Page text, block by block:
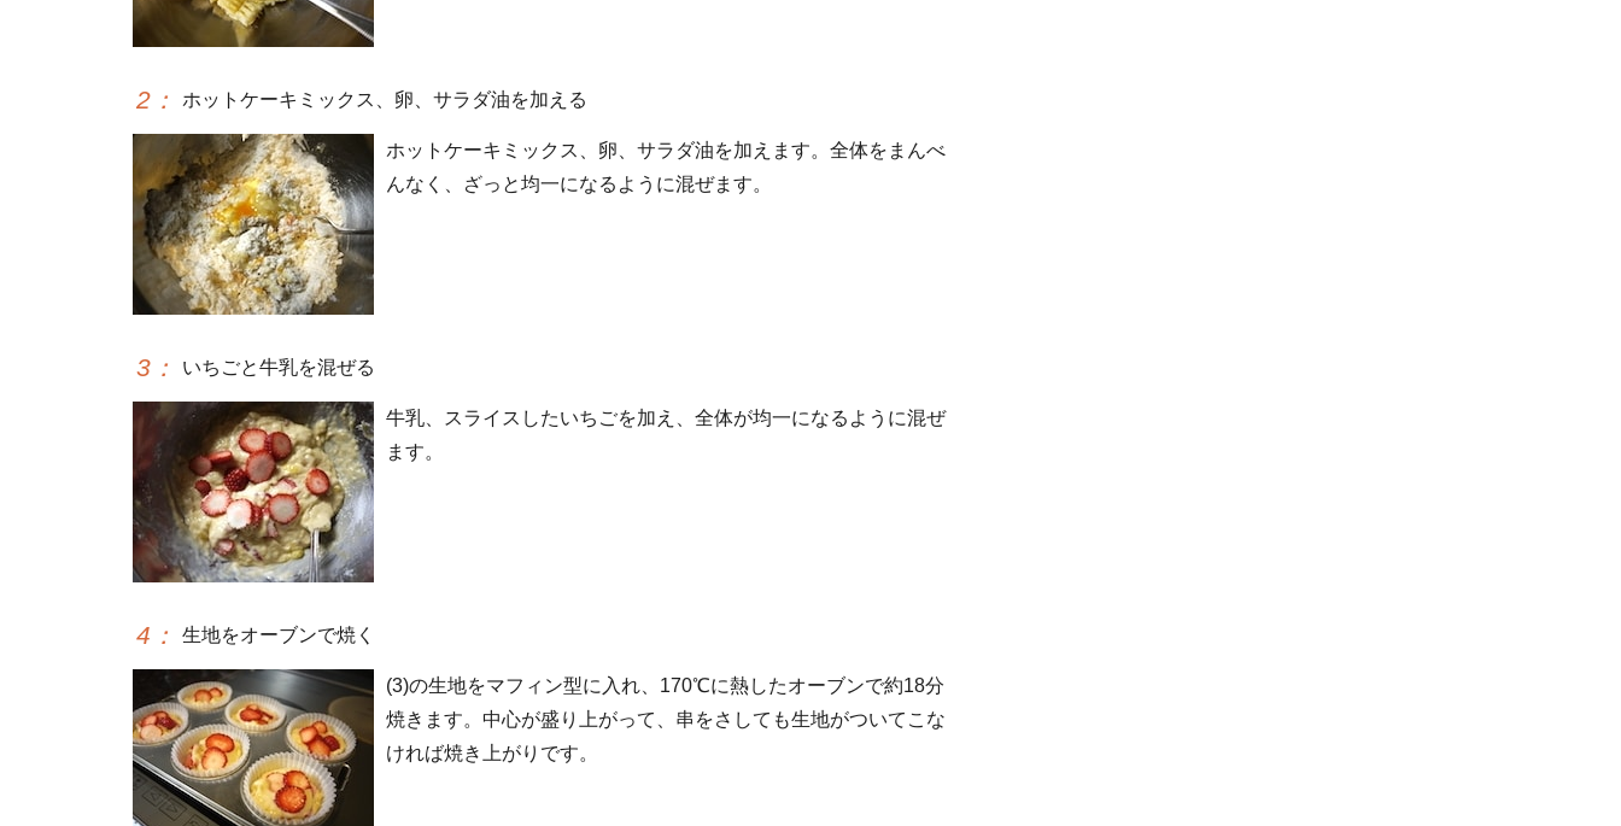
2 ： ホットケーキミックス、卵、サラダ油を加える
ホットケーキミックス、卵、サラダ油を加えます。全体をまんべ
んなく、ざっと均一になるように混ぜます。
3 ： いちごと牛乳を混ぜる
牛乳、スライスしたいちごを加え、全体が均一になるように混ぜ
ます。
4 ： 生地をオーブンで焼く
(3)の生地をマフィン型に入れ、170℃に熱したオーブンで約18分
焼きます。中心が盛り上がって、串をさしても生地がついてこな
ければ焼き上がりです。